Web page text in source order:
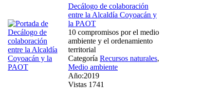
Decálogo de colaboración
entre la Alcaldía Coyoacán y
la PAOT
10 compromisos por el medio
ambiente y el ordenamiento
territorial
Categoría Recursos naturales,
Medio ambiente
Año:2019
Vistas 1741